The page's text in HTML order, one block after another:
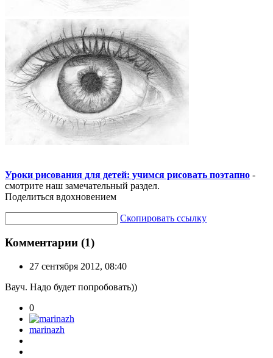
Уроки рисования для детей: учимся рисовать поэтапно -
смотрите наш замечательный раздел.
Поделиться вдохновением
Скопировать ссылку
Комментарии (1)
27 сентября 2012, 08:40
Вауч. Надо будет попробовать))
0
marinazh